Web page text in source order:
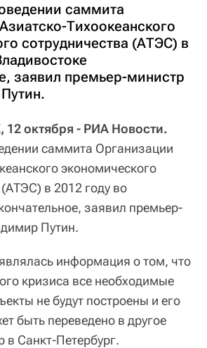
саммита
Тихоокеанского
сотрудничества (АТЭС) в
заявил премьер-министр
октября - РИА Новости.
саммита Организации
экономического
в 2012 году во
заявил премьер-
Путин.
информация о том, что
кризиса все необходимые
не будут построены и его
быть переведено в другое
в Санкт-Петербург.